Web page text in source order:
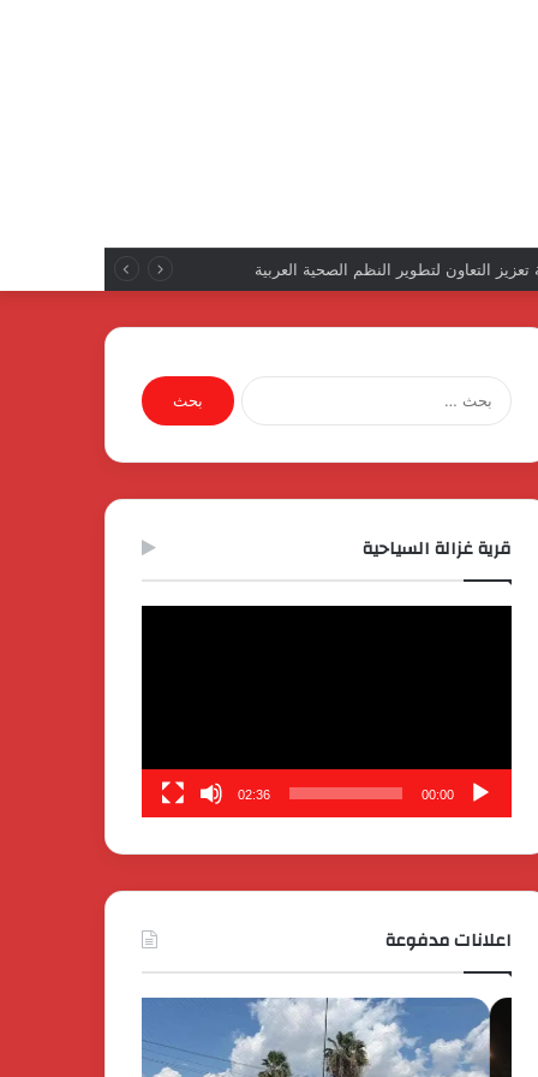
في ملابسات الإفراج عن المحكومين
البحث
عن:
قرية غزالة السياحية
00:00
02:36
اعلانات مدفوعة
بدعم
الدولة
المصرية